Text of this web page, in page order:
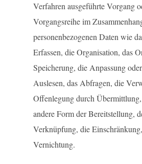
Verfahren ausgeführte Vorgang
Vorgangsreihe im
personenbezogenen Daten wie
Erfassen, die Organisation, das
Speicherung, die Anpassung
Auslesen, das Abfragen, die
Offenlegung durch
andere Form der Bereitstellung,
Verknüpfung, die
Vernichtung.